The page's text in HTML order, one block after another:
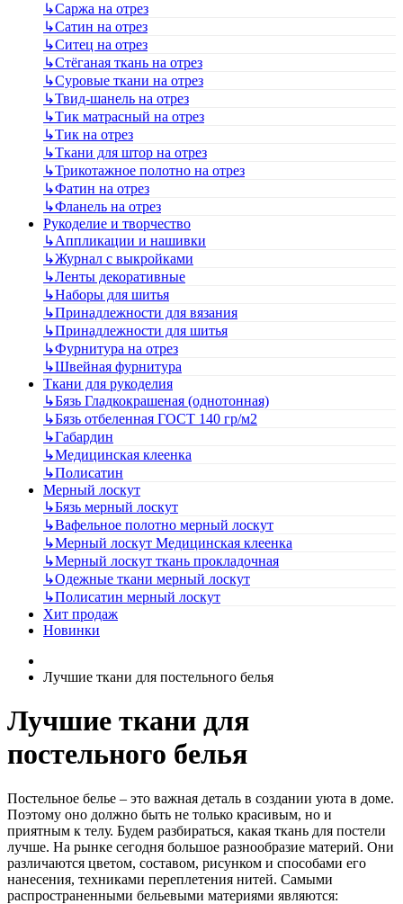
↳Саржа на отрез
↳Сатин на отрез
↳Ситец на отрез
↳Стёганая ткань на отрез
↳Суровые ткани на отрез
↳Твид-шанель на отрез
↳Тик матрасный на отрез
↳Тик на отрез
↳Ткани для штор на отрез
↳Трикотажное полотно на отрез
↳Фатин на отрез
↳Фланель на отрез
Рукоделие и творчество
↳Аппликации и нашивки
↳Журнал с выкройками
↳Ленты декоративные
↳Наборы для шитья
↳Принадлежности для вязания
↳Принадлежности для шитья
↳Фурнитура на отрез
↳Швейная фурнитура
Ткани для рукоделия
↳Бязь Гладкокрашеная (однотонная)
↳Бязь отбеленная ГОСТ 140 гр/м2
↳Габардин
↳Медицинская клеенка
↳Полисатин
Мерный лоскут
↳Бязь мерный лоскут
↳Вафельное полотно мерный лоскут
↳Мерный лоскут Медицинская клеенка
↳Мерный лоскут ткань прокладочная
↳Одежные ткани мерный лоскут
↳Полисатин мерный лоскут
Хит продаж
Новинки
Лучшие ткани для постельного белья
Лучшие ткани для
постельного белья
Постельное белье – это важная деталь в создании уюта в доме.
Поэтому оно должно быть не только красивым, но и
приятным к телу. Будем разбираться, какая ткань для постели
лучше. На рынке сегодня большое разнообразие материй. Они
различаются цветом, составом, рисунком и способами его
нанесения, техниками переплетения нитей. Самыми
распространенными бельевыми материями являются: